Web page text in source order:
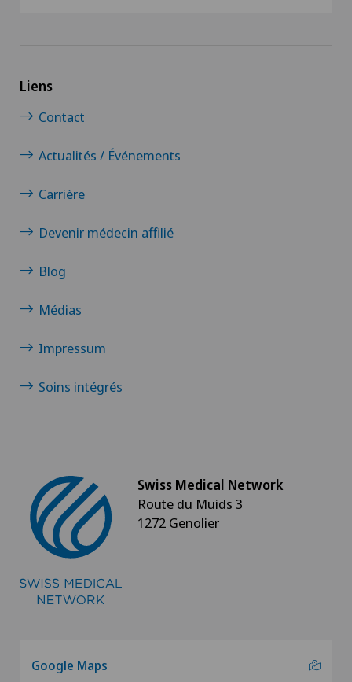
Liens
Contact
Actualités / Événements
Carrière
Devenir médecin affilié
Blog
Médias
Impressum
Soins intégrés
Swiss Medical Network
Route du Muids 3
1272 Genolier
Google Maps